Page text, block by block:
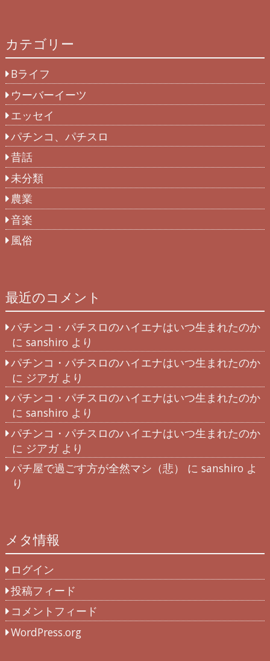
カテゴリー
Bライフ
ウーバーイーツ
エッセイ
パチンコ、パチスロ
昔話
未分類
農業
音楽
風俗
最近のコメント
パチンコ・パチスロのハイエナはいつ生まれたのか
に sanshiro より
パチンコ・パチスロのハイエナはいつ生まれたのか
に ジアガより
パチンコ・パチスロのハイエナはいつ生まれたのか
に sanshiro より
パチンコ・パチスロのハイエナはいつ生まれたのか
に ジアガより
パチ屋で過ごす方が全然マシ（悲）
にsanshiro よ
り
メタ情報
ログイン
投稿フィード
コメントフィード
WordPress.org